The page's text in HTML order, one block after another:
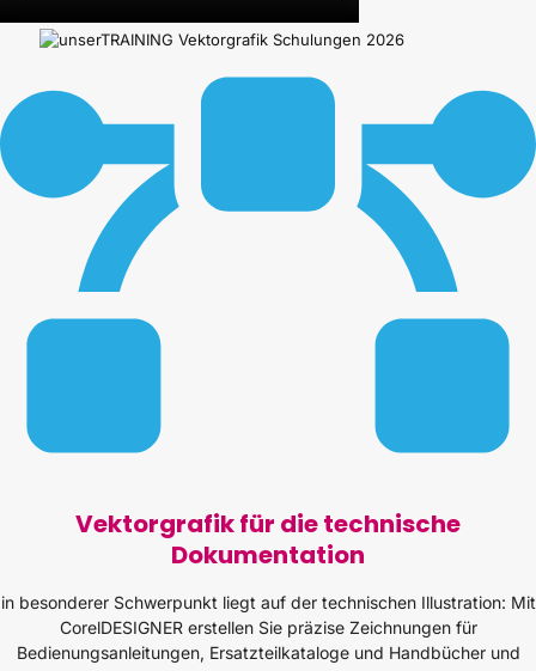
Vektorgrafik für die technische
Dokumentation
in besonderer Schwerpunkt liegt auf der technischen Illustration: Mit
CorelDESIGNER erstellen Sie präzise Zeichnungen für
Bedienungsanleitungen, Ersatzteilkataloge und Handbücher und